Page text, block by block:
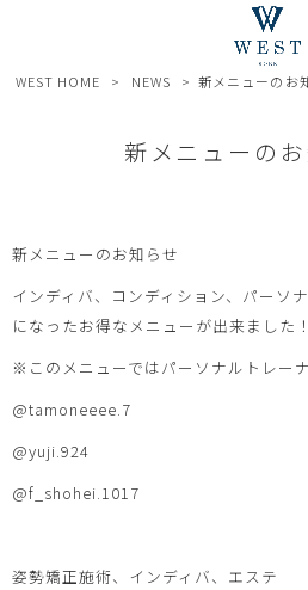
WEST HOME > NEWS > 新メニューのお
新メニューのお
新メニューのお知らせ
インディバ、コンディション、パーソ
になったお得なメニューが出来ました！
※ このメニューではパーソナルトレー
@tamoneeee.7
@yuji.924
@f_shohei.1017
姿勢矯正施術、インディバ、エステ